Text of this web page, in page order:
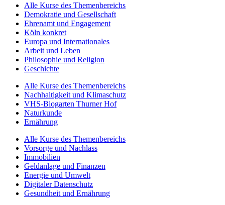
Alle Kurse des Themenbereichs
Demokratie und Gesellschaft
Ehrenamt und Engagement
Köln konkret
Europa und Internationales
Arbeit und Leben
Philosophie und Religion
Geschichte
Alle Kurse des Themenbereichs
Nachhaltigkeit und Klimaschutz
VHS-Biogarten Thurner Hof
Naturkunde
Ernährung
Alle Kurse des Themenbereichs
Vorsorge und Nachlass
Immobilien
Geldanlage und Finanzen
Energie und Umwelt
Digitaler Datenschutz
Gesundheit und Ernährung